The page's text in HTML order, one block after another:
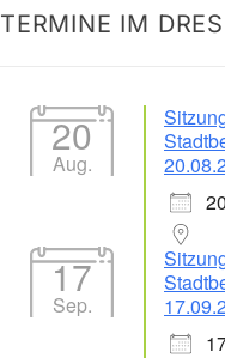
TERMINE IM
20
Aug.
17
Sep.